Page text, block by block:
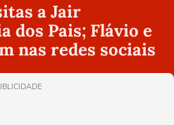
a Jair
dos Pais; Flávio e
nas redes sociais